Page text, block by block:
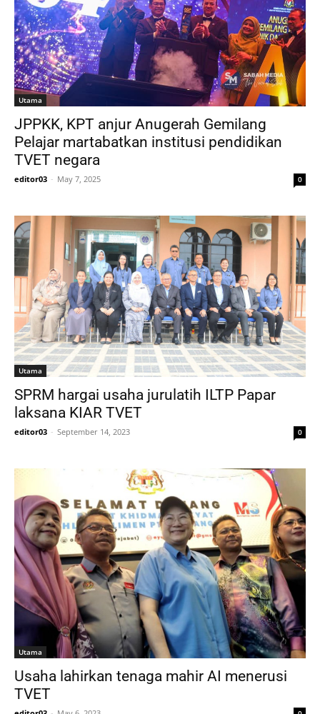
Utama
JPPKK, KPT anjur Anugerah Gemilang
Pelajar martabatkan institusi pendidikan
TVET negara
editor03 - May 7, 2025 0
Utama
SPRM hargai usaha jurulatih ILTP Papar
laksana KIAR TVET
editor03 - September 14, 2023 0
Utama
Usaha lahirkan tenaga mahir AI menerusi
TVET